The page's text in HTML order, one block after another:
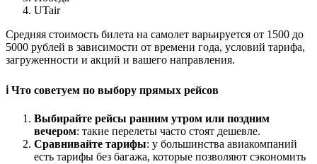
UTair
Средняя стоимость билета на самолет варьируется от 1500 до
5000 рублей в зависимости от времени года, условий тарифа,
загруженности и акций и вашего направления.
ℹ️ Что советуем по выбору прямых рейсов
Выбирайте рейсы ранним утром или поздним
вечером: такие перелеты часто стоят дешевле.
Сравнивайте тарифы: у большинства авиакомпаний
есть тарифы без багажа, которые позволяют сэкономить